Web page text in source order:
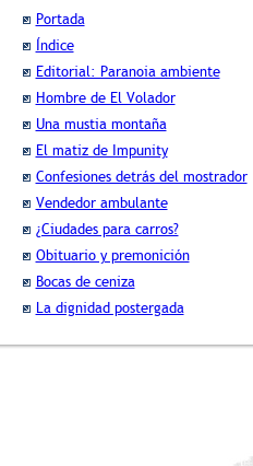
Portada
Índice
Editorial: Paranoia ambiente
Hombre de El Volador
Una mustia montaña
El matiz de Impunity
Confesiones detrás del mostrador
Vendedor ambulante
¿Ciudades para carros?
Obituario y premonición
Bocas de ceniza
La dignidad postergada